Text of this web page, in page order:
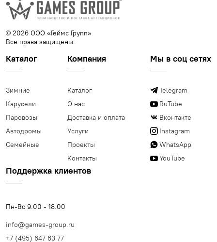
© 2026 ООО «Геймс Групп»
Все права защищены.
Каталог
Зимние
Карусели
Паровозы
Автодромы
Семейные
Компания
Каталог
О нас
Доставка и оплата
Услуги
Проекты
Контакты
Мы в соц сетях
Telegram
RuTube
Вконтакте
Instagram
WhatsApp
YouTube
Поддержка клиентов
Пн-Вс 9.00 - 18.00
info@games-group.ru
+7 (495) 647 63 77